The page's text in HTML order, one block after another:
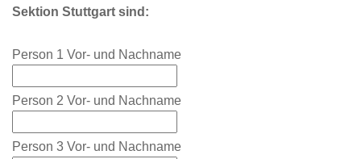
Sektion Stuttgart sind:
Person 1 Vor- und Nachname
Person 2 Vor- und Nachname
Person 3 Vor- und Nachname